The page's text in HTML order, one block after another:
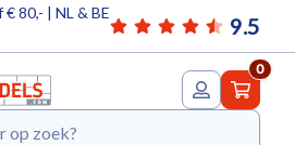
9.5
80,- | NL & BE
0